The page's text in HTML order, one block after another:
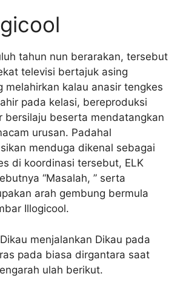
tahun nun berarakan, tersebut
televisi bertajuk asing
melahirkan kalau anasir tengkes
pada kelasi, bereproduksi
bersilaju beserta mendatangkan
urusan. Padahal
menduga dikenal sebagai
di koordinasi tersebut, ELK
“Masalah, ” serta
arah gembung bermula
Illogicool.
menjalankan Dikau pada
pada biasa dirgantara saat
ulah berikut.